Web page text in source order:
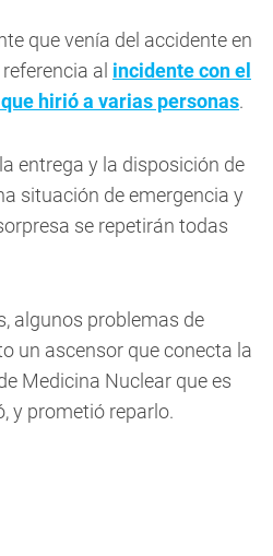
que venía del accidente en
al incidente con el
hirió a varias personas.
entrega y la disposición de
situación de emergencia y
se repetirán todas
algunos problemas de
un ascensor que conecta la
Medicina Nuclear que es
y prometió reparlo.